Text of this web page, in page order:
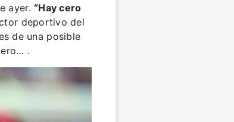
ayer.“Hay cero
deportivo del
de una posible
.